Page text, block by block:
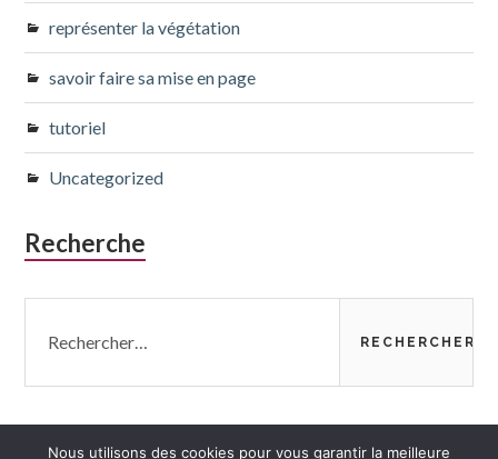
représenter la végétation
savoir faire sa mise en page
tutoriel
Uncategorized
Recherche
Nous utilisons des cookies pour vous garantir la meilleure